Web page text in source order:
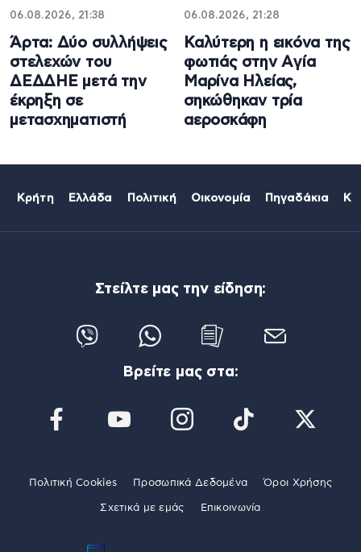
06.08.2026, 21:38
Άρτα: Δύο συλλήψεις
στελεχών του
ΔΕΔΔΗΕ μετά την
έκρηξη σε
μετασχηματιστή
06.08.2026, 21:28
Καλύτερη η εικόνα της
φωτιάς στην Aγία
Μαρίνα Ηλείας,
σηκώθηκαν τρία
αεροσκάφη
Κρήτη Ελλάδα Πολιτική Οικονομία Πηγαδάκια
Στείλτε μας την είδηση:
Βρείτε μας στα:
Πολιτική Cookies Προσωπικά Δεδομένα Όροι Χρήσης
Σχετικά με εμάς Επικοινωνία